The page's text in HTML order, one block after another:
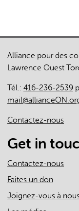
Alliance pour des
Lawrence Ouest
Tél.: 416-236-2539
Contactez-nous
Get in
Contactez-nous
Faites un don
Joignez-vous à